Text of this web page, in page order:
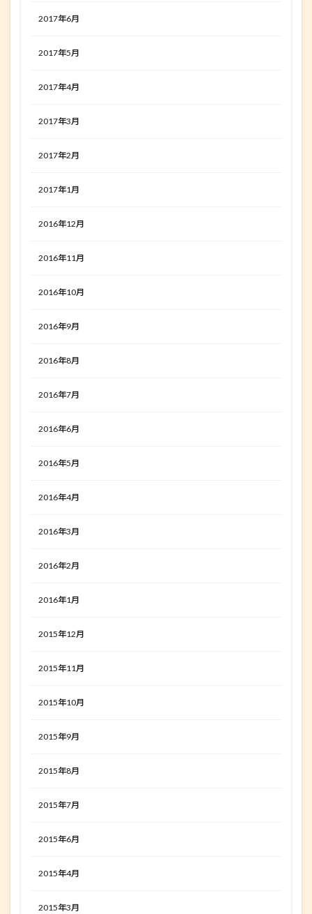
2017年6月
2017年5月
2017年4月
2017年3月
2017年2月
2017年1月
2016年12月
2016年11月
2016年10月
2016年9月
2016年8月
2016年7月
2016年6月
2016年5月
2016年4月
2016年3月
2016年2月
2016年1月
2015年12月
2015年11月
2015年10月
2015年9月
2015年8月
2015年7月
2015年6月
2015年4月
2015年3月